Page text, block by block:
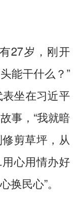
27岁，刚开
能干什么？”
坐在习近平
事，“我就暗
剪草坪，从
心用情办好
民心”。